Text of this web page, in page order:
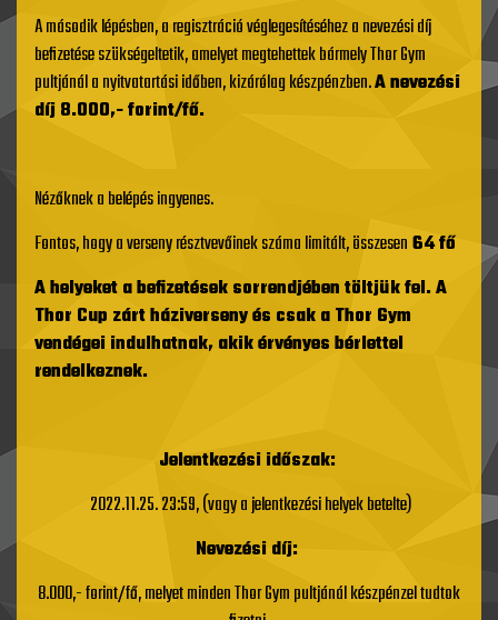
A második lépésben, a regisztráció véglegesítéséhez a nevezési díj
befizetése szükségeltetik, amelyet megtehettek bármely Thor Gym
pultjánál a nyitvatartási időben, kizárólag készpénzben.A nevezési
díj 8.000,- forint/fő.
Nézőknek a belépés ingyenes.
Fontos, hogy a verseny résztvevőinek száma limitált, összesen64 fő
A helyeket a befizetések sorrendjében töltjük fel. A
Thor Cup zárt háziverseny és csak a Thor Gym
vendégei indulhatnak, akik érvényes bérlettel
rendelkeznek.
Jelentkezési időszak:
2022.11.25. 23:59, (vagy a jelentkezési helyek betelte)
Nevezési díj:
8.000,- forint/fő, melyet minden Thor Gym pultjánál készpénzel tudtok